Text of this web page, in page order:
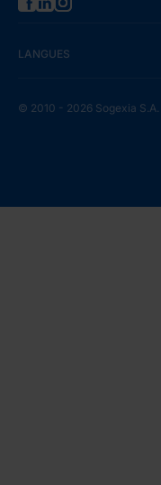
LANGUES
© 2010 - 2026 Sogexia S.A.